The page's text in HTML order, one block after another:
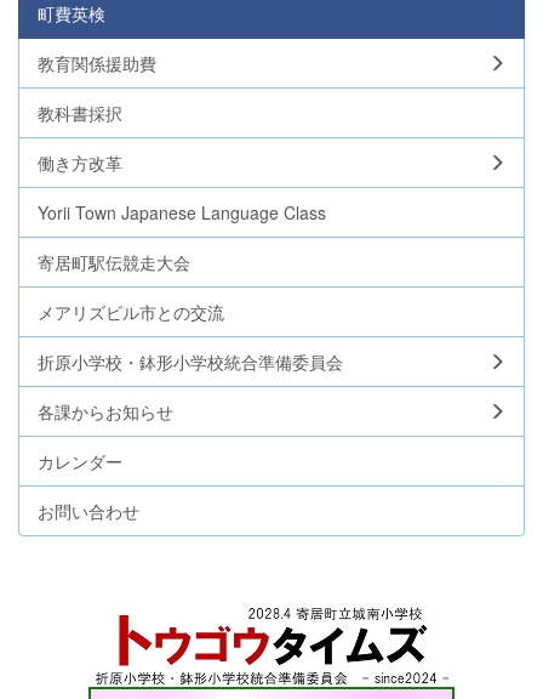
町費英検
教育関係援助費
教科書採択
働き方改革
Yorii Town Japanese Language Class
寄居町駅伝競走大会
メアリズビル市との交流
折原小学校・鉢形小学校統合準備委員会
各課からお知らせ
カレンダー
お問い合わせ